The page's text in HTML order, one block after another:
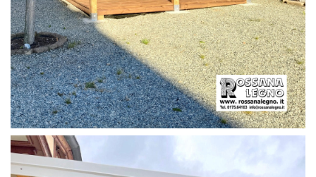
PERGOLA CON PAVIMENTO E FRANGIVISTA